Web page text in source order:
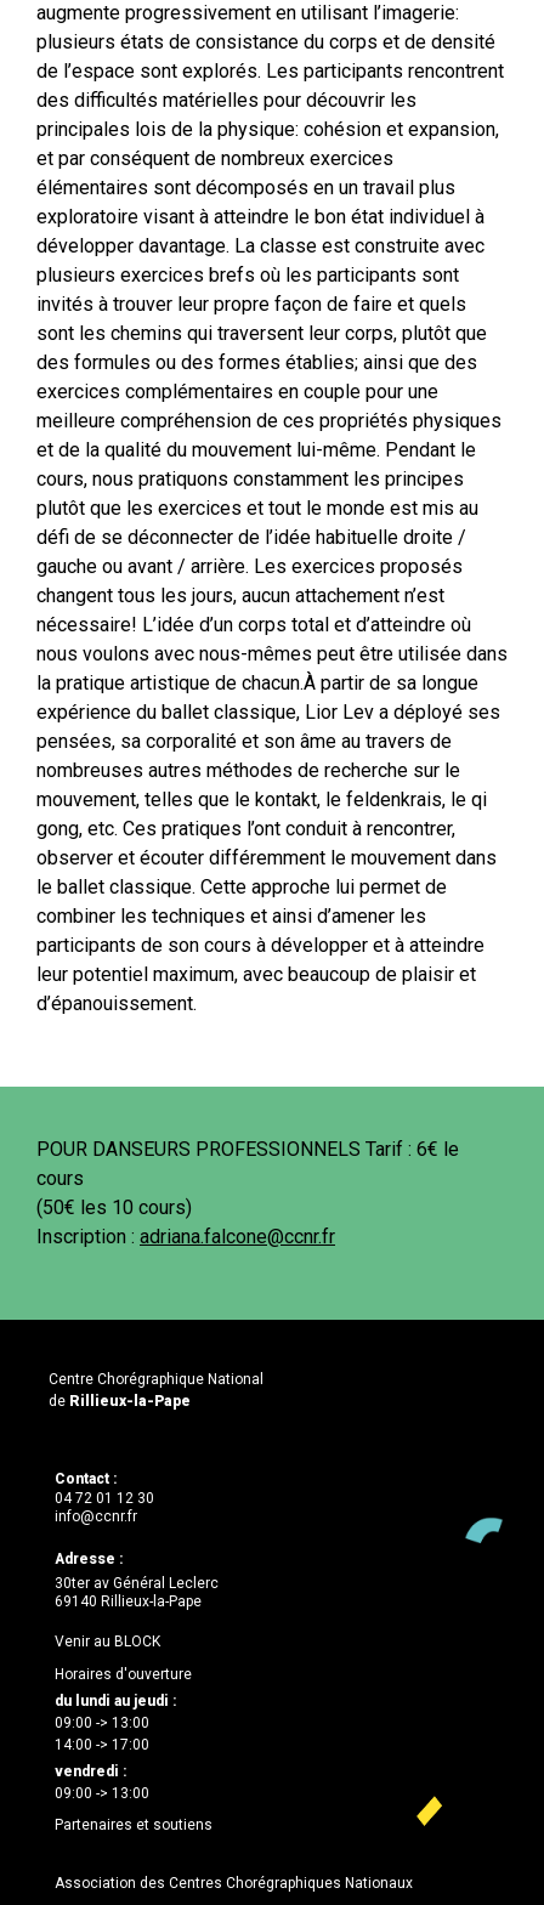
augmente progressivement en utilisant l’imagerie:
plusieurs états de consistance du corps et de densité
de l’espace sont explorés. Les participants rencontrent
des difficultés matérielles pour découvrir les
principales lois de la physique: cohésion et expansion,
et par conséquent de nombreux exercices
élémentaires sont décomposés en un travail plus
exploratoire visant à atteindre le bon état individuel à
développer davantage. La classe est construite avec
plusieurs exercices brefs où les participants sont
invités à trouver leur propre façon de faire et quels
sont les chemins qui traversent leur corps, plutôt que
des formules ou des formes établies; ainsi que des
exercices complémentaires en couple pour une
meilleure compréhension de ces propriétés physiques
et de la qualité du mouvement lui-même. Pendant le
cours, nous pratiquons constamment les principes
plutôt que les exercices et tout le monde est mis au
défi de se déconnecter de l’idée habituelle droite /
gauche ou avant / arrière. Les exercices proposés
changent tous les jours, aucun attachement n’est
nécessaire! L’idée d’un corps total et d’atteindre où
nous voulons avec nous-mêmes peut être utilisée dans
la pratique artistique de chacun.À partir de sa longue
expérience du ballet classique, Lior Lev a déployé ses
pensées, sa corporalité et son âme au travers de
nombreuses autres méthodes de recherche sur le
mouvement, telles que le kontakt, le feldenkrais, le qi
gong, etc. Ces pratiques l’ont conduit à rencontrer,
observer et écouter différemment le mouvement dans
le ballet classique. Cette approche lui permet de
combiner les techniques et ainsi d’amener les
participants de son cours à développer et à atteindre
leur potentiel maximum, avec beaucoup de plaisir et
d’épanouissement.
POUR DANSEURS PROFESSIONNELS Tarif : 6€ le
cours
(50€ les 10 cours)
Inscription : adriana.falcone@ccnr.fr
Centre Chorégraphique National
de Rillieux-la-Pape
Contact :
04 72 01 12 30
info@ccnr.fr
Adresse :
30ter av Général Leclerc
69140 Rillieux-la-Pape
Venir au BLOCK
Horaires d'ouverture
du lundi au jeudi :
09:00 -> 13:00
14:00 -> 17:00
vendredi :
09:00 -> 13:00
Partenaires et soutiens
Association des Centres Chorégraphiques Nationaux